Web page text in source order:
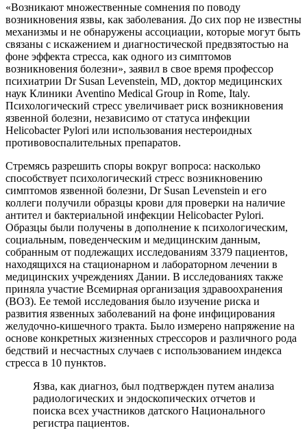
«Возникают множественные сомнения по поводу
возникновения язвы, как заболевания. До сих пор не известны
механизмы и не обнаружены ассоциации, которые могут быть
связаны с искажением и диагностической предвзятостью на
фоне эффекта стресса, как одного из симптомов
возникновения болезни», заявил в свое время профессор
психиатрии Dr Susan Levenstein, MD, доктор медицинских
наук Клиники Aventino Medical Group in Rome, Italy.
Психологический стресс увеличивает риск возникновения
язвенной болезни, независимо от статуса инфекции
Helicobacter Pylori или использования нестероидных
противовоспалительных препаратов.
Стремясь разрешить споры вокруг вопроса: насколько
способствует психологический стресс возникновению
симптомов язвенной болезни, Dr Susan Levenstein и его
коллеги получили образцы крови для проверки на наличие
антител и бактериальной инфекции Helicobacter Pylori.
Образцы были получены в дополнение к психологическим,
социальным, поведенческим и медицинским данным,
собранным от подлежащих исследованиям 3379 пациентов,
находящихся на стационарном и лабораторном лечении в
медицинских учреждениях Дании. В исследованиях также
приняла участие Всемирная организация здравоохранения
(ВОЗ). Ее темой исследования было изучение риска и
развития язвенных заболеваний на фоне инфицирования
желудочно-кишечного тракта. Было измерено напряжение на
основе конкретных жизненных стрессоров и различного рода
бедствий и несчастных случаев с использованием индекса
стресса в 10 пунктов.
Язва, как диагноз, был подтвержден путем анализа
радиологических и эндоскопических отчетов и
поиска всех участников датского Национального
регистра пациентов.